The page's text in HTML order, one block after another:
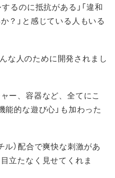
るのに抵抗がある」「違和
？」と感じている人もいる
な人のために開発されまし
ー、容器など、全てにこ
能的な遊び心」も加わった
ル）配合で爽快な刺激があ
立たなく見せてくれま